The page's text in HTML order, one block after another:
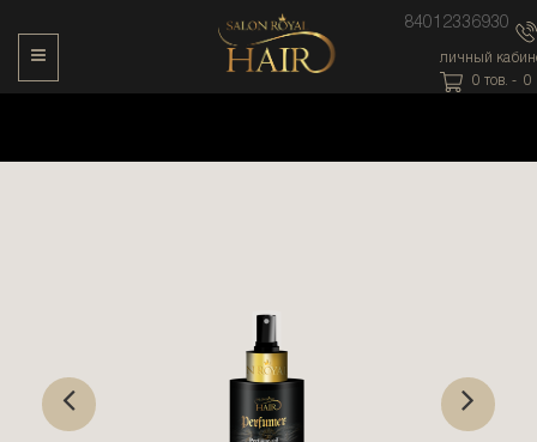
84012336930
личный
0 тов. - 0
Toggle Navigation